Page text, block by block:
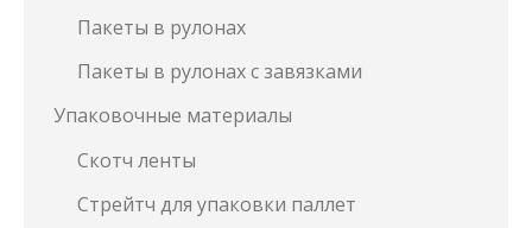
Пакеты в рулонах
Пакеты в рулонах с завязками
Упаковочные материалы
Скотч ленты
Стрейтч для упаковки паллет